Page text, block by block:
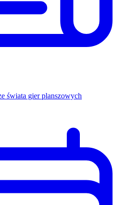
świata gier planszowych